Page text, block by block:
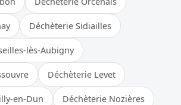
Déchèterie Sidiailles
lès-Aubigny
Déchèterie Levet
en-Dun Déchèterie Nozières